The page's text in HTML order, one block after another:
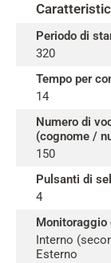
Periodo di
320
Tempo per
14
Numero di
(cognome /
150
Pulsanti di
4
Monitoraggio
Interno
Esterno